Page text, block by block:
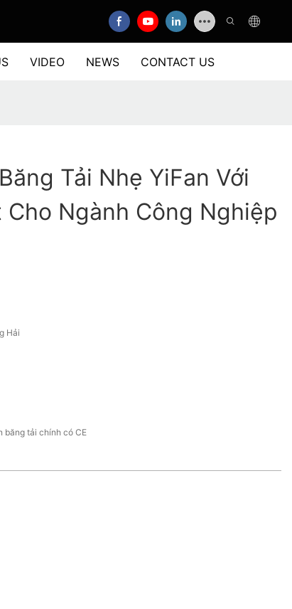
VIDEO NEWS CONTACT US
Tải Nhẹ YiFan Với
Cho Ngành Công Nghiệp
Hải
băng tải chính có CE